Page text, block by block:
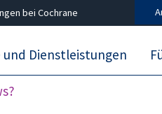
bei Cochrane
Dienstleistungen